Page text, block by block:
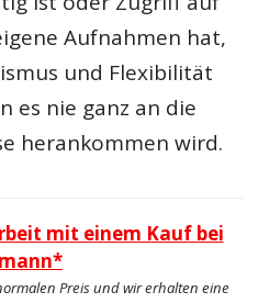
Aufnahmen hat,
und Flexibilität
es nie ganz an die
herankommen wird.
mit einem Kauf bei
Preis und wir erhalten eine